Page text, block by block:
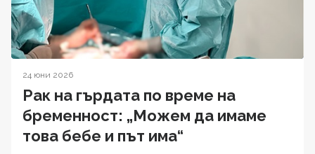
24 юни 2026
Рак на гърдата по време на
бременност: „Можем да имаме
това бебе и път има“